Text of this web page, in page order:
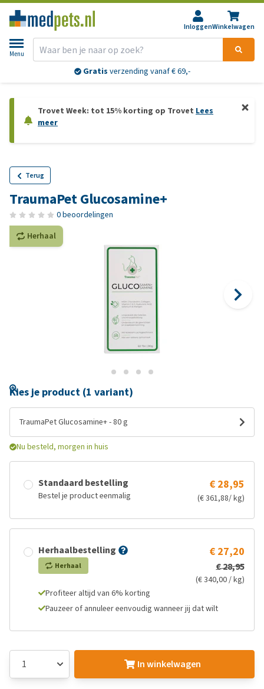
InloggenWinkelwagen
Menu
Gratis verzending vanaf € 69,-
Trovet Week: tot 15% korting op Trovet Lees
meer
Terug
TraumaPet Glucosamine+
0 beoordelingen
Herhaal
Kies je product (1 variant)
TraumaPet Glucosamine+ - 80 g
Nu besteld, morgen in huis
Standaard bestelling
Bestel je product eenmalig
€ 28,95
(€ 361,88/ kg)
Herhaalbestelling
Herhaal
€ 27,20
€ 28,95
(€ 340,00 / kg)
Profiteer altijd van 6% korting
Pauzeer of annuleer eenvoudig wanneer jij dat wilt
In winkelwagen